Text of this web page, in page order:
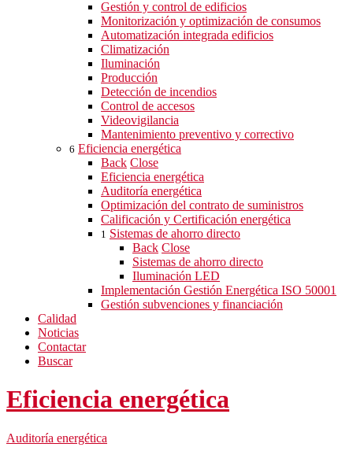
Gestión y control de edificios
Monitorización y optimización de consumos
Automatización integrada edificios
Climatización
Iluminación
Producción
Detección de incendios
Control de accesos
Videovigilancia
Mantenimiento preventivo y correctivo
6 Eficiencia energética
Back Close
Eficiencia energética
Auditoría energética
Optimización del contrato de suministros
Calificación y Certificación energética
1 Sistemas de ahorro directo
Back Close
Sistemas de ahorro directo
Iluminación LED
Implementación Gestión Energética ISO 50001
Gestión subvenciones y financiación
Calidad
Noticias
Contactar
Buscar
Eficiencia energética
Auditoría energética